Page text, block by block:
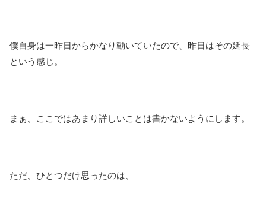
僕自身は一昨日からかなり動いていたので、昨日はその延長
という感じ。
まぁ、ここではあまり詳しいことは書かないようにします。
ただ、ひとつだけ思ったのは、